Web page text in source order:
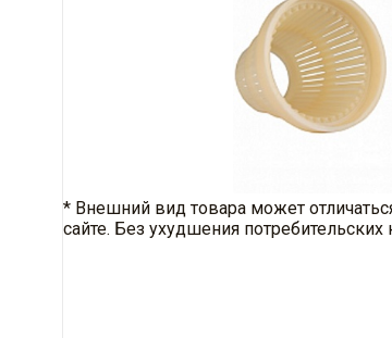
* Внешний вид товара может
сайте. Без ухудшения потребительских